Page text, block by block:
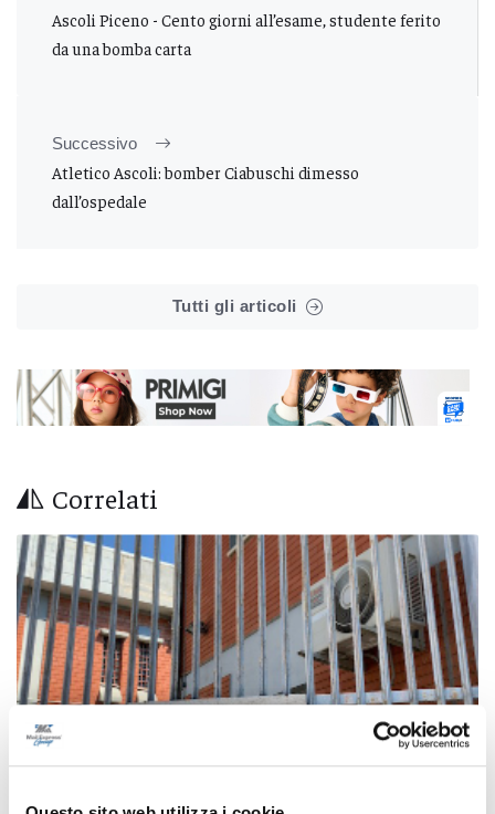
Ascoli Piceno - Cento giorni all’esame, studente ferito
da una bomba carta
Successivo
Atletico Ascoli: bomber Ciabuschi dimesso
dall’ospedale
Tutti gli articoli
Correlati